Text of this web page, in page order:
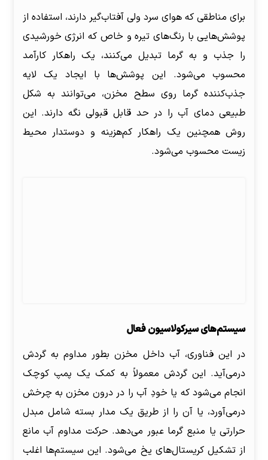
برای مناطقی که هوای سرد ولی آفتاب‌گیر دارند، استفاده از
پوشش‌هایی با رنگ‌های تیره و خاص که انرژی خورشیدی
را جذب و به گرما تبدیل می‌کنند، یک راهکار کارآمد
محسوب می‌شود. این پوشش‌ها با ایجاد یک لایه
جذب‌کننده گرما روی سطح مخزن، می‌توانند به شکل
طبیعی دمای آب را در حد قابل قبولی نگه دارند. این
روش همچنین یک راهکار کم‌هزینه و دوستدار محیط
زیست محسوب می‌شود.
سیستم‌های سیرکولاسیون فعال
در این فناوری، آب داخل مخزن بطور مداوم به گردش
درمی‌آید. این گردش معمولاً به کمک یک پمپ کوچک
انجام می‌شود که یا خودِ آب را در درون مخزن به چرخش
درمی‌آورد، یا آن را از طریق یک مدار بسته شامل مبدل
حرارتی یا منبع گرما عبور می‌دهد. حرکت مداوم آب مانع
از تشکیل کریستال‌های یخ می‌شود. این سیستم‌ها اغلب